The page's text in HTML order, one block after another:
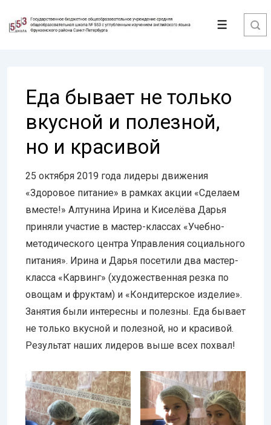
Перейти
Меню
Еда бывает не только
вкусной и полезной,
но и красивой
25 октября 2019 года лидеры движения
«Здоровое питание» в рамках акции «Сделаем
вместе!» Алтунина Ирина и Киселёва Дарья
приняли участие в мастер-классах «Учебно-
методического центра Управления социального
питания». Ирина и Дарья посетили два мастер-
класса «Карвинг» (художественная резка по
овощам и фруктам) и «Кондитерское изделие».
Занятия были интересны и полезны. Еда бывает
не только вкусной и полезной, но и красивой.
Результат наших лидеров выше всех похвал!